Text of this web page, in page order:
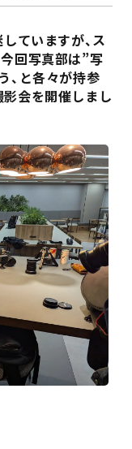
ていますが、ス
回写真部は”写
、と各々が持参
会を開催しまし